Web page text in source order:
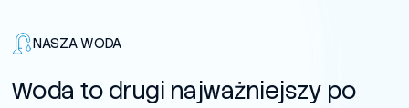
NASZA WODA
Woda to drugi najważniejszy po